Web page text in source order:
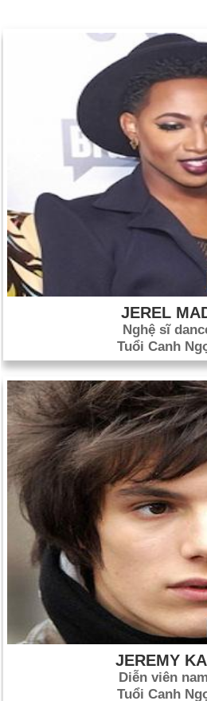
JEREL
Nghệ sĩ
Tuổi Canh
JEREMY
Diễn viên nam
Tuổi Canh